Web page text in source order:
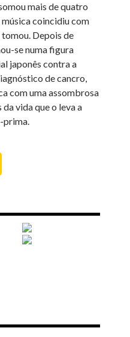
mais de quatro
música coincidiu com
tomou. Depois de
se numa figura
japonês contra a
de cancro,
com uma assombrosa
vida que o leva a
prima.